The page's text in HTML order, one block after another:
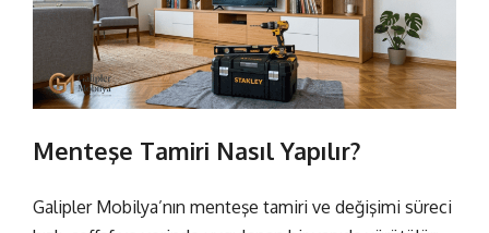
Menteşe Tamiri Nasıl Yapılır?
Galipler Mobilya’nın menteşe tamiri ve değişimi süreci